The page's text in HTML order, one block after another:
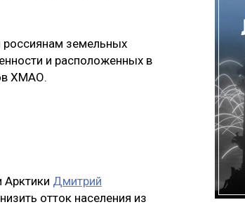
россиянам земельных
и расположенных в
ХМАО.
Арктики Дмитрий
отток населения из